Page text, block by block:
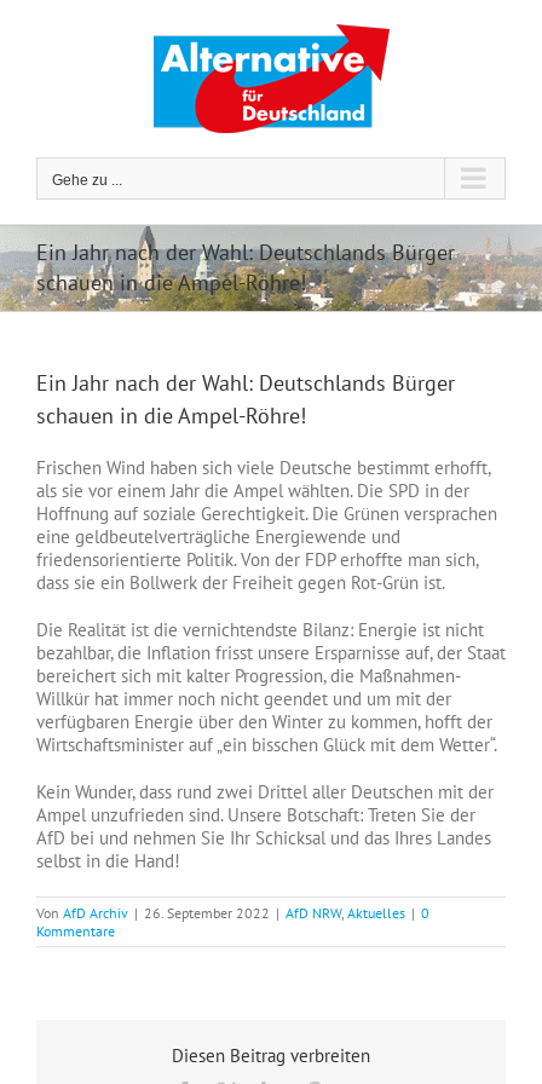
Gehe zu ...
Ein Jahr nach der Wahl: Deutschlands Bürger
schauen in die Ampel-Röhre!
Ein Jahr nach der Wahl: Deutschlands Bürger
schauen in die Ampel-Röhre!
Frischen Wind haben sich viele Deutsche bestimmt erhofft,
als sie vor einem Jahr die Ampel wählten. Die SPD in der
Hoffnung auf soziale Gerechtigkeit. Die Grünen versprachen
eine geldbeutelverträgliche Energiewende und
friedensorientierte Politik. Von der FDP erhoffte man sich,
dass sie ein Bollwerk der Freiheit gegen Rot-Grün ist.
Die Realität ist die vernichtendste Bilanz: Energie ist nicht
bezahlbar, die Inflation frisst unsere Ersparnisse auf, der Staat
bereichert sich mit kalter Progression, die Maßnahmen-
Willkür hat immer noch nicht geendet und um mit der
verfügbaren Energie über den Winter zu kommen, hofft der
Wirtschaftsminister auf „ein bisschen Glück mit dem Wetter“.
Kein Wunder, dass rund zwei Drittel aller Deutschen mit der
Ampel unzufrieden sind. Unsere Botschaft: Treten Sie der
AfD bei und nehmen Sie Ihr Schicksal und das Ihres Landes
selbst in die Hand!
Von AfD Archiv | 26. September 2022 | AfD NRW, Aktuelles | 0
Kommentare
Diesen Beitrag verbreiten